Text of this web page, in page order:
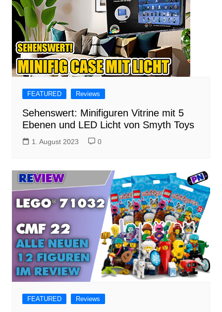
FEATURED Reviews
Sehenswert: Minifiguren Vitrine mit 5
Ebenen und LED Licht von Smyth Toys
1. August 2023 0
FEATURED Reviews